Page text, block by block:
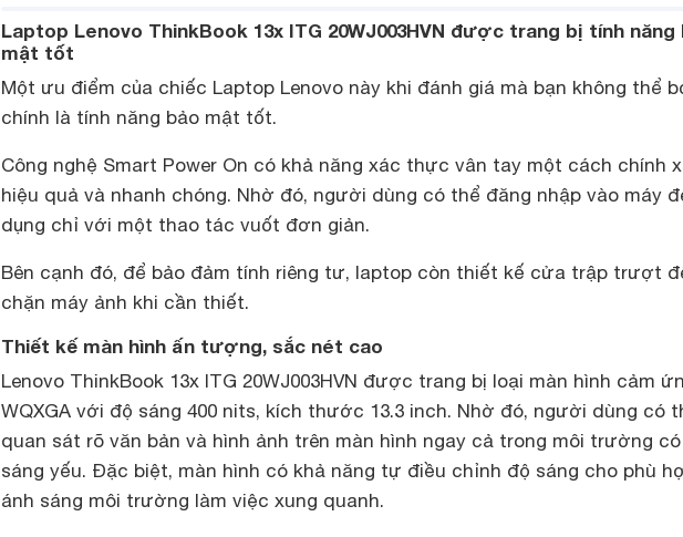
Laptop Lenovo ThinkBook 13x ITG 20WJ003HVN được trang bị tính năng
mật tốt
Một ưu điểm của chiếc Laptop Lenovo này khi đánh giá mà bạn không thể
chính là tính năng bảo mật tốt.
Công nghệ Smart Power On có khả năng xác thực vân tay một cách chính
hiệu quả và nhanh chóng. Nhờ đó, người dùng có thể đăng nhập vào máy
dụng chỉ với một thao tác vuốt đơn giản.
Bên cạnh đó, để bảo đảm tính riêng tư, laptop còn thiết kế cửa trập trượt
chặn máy ảnh khi cần thiết.
Thiết kế màn hình ấn tượng, sắc nét cao
Lenovo ThinkBook 13x ITG 20WJ003HVN được trang bị loại màn hình cảm
WQXGA với độ sáng 400 nits, kích thước 13.3 inch. Nhờ đó, người dùng có
quan sát rõ văn bản và hình ảnh trên màn hình ngay cả trong môi trường
sáng yếu. Đặc biệt, màn hình có khả năng tự điều chỉnh độ sáng cho phù
ánh sáng môi trường làm việc xung quanh.